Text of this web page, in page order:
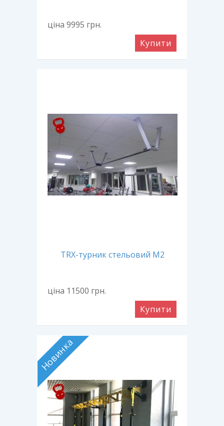
ціна 9995 грн.
Купити
TRX-турник стельовий М2
ціна 11500 грн.
Купити
Новинка